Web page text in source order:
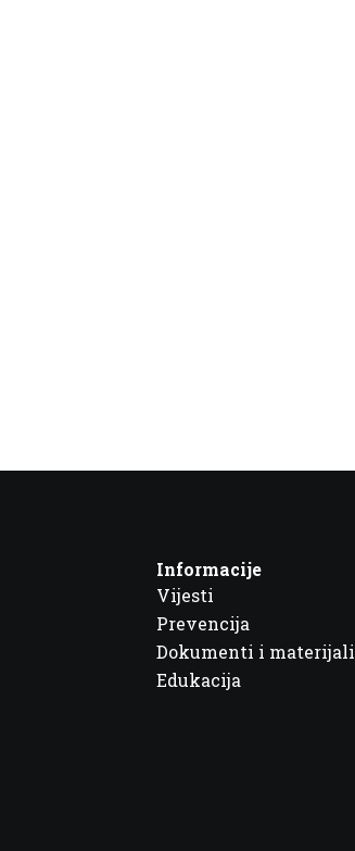
Informacije
Vijesti
Prevencija
Dokumenti i materijali
Edukacija